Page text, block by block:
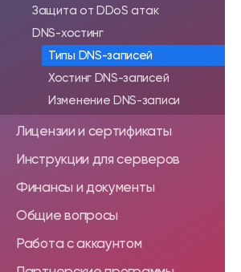
Защита от DDoS атак
DNS-хостинг
Типы DNS-записей
Хостинг DNS-записей
Изменение DNS-записи
Лицензии и сертификаты
Инструкции для серверов
Финансы и документы
Общие вопросы
Работа с аккаунтом